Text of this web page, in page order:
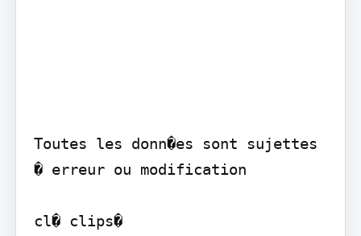
Toutes les donn�es sont sujettes
� erreur ou modification
cl� clips�